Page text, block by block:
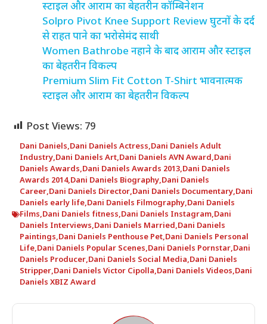
स्टाइल और आराम का बेहतरीन कॉम्बिनेशन
Solpro Pivot Knee Support Review घुटनों के दर्द
से राहत पाने का भरोसेमंद साथी
Women Bathrobe नहाने के बाद आराम और स्टाइल
का बेहतरीन विकल्प
Premium Slim Fit Cotton T-Shirt भावनात्मक
स्टाइल और आराम का बेहतरीन विकल्प
Post Views: 79
Dani Daniels,Dani Daniels Actress,Dani Daniels Adult
Industry,Dani Daniels Art,Dani Daniels AVN Award,Dani
Daniels Awards,Dani Daniels Awards 2013,Dani Daniels
Awards 2014,Dani Daniels Biography,Dani Daniels
Career,Dani Daniels Director,Dani Daniels Documentary,Dani
Daniels early life,Dani Daniels Filmography,Dani Daniels
Films,Dani Daniels fitness,Dani Daniels Instagram,Dani
Daniels Interviews,Dani Daniels Married,Dani Daniels
Paintings,Dani Daniels Penthouse Pet,Dani Daniels Personal
Life,Dani Daniels Popular Scenes,Dani Daniels Pornstar,Dani
Daniels Producer,Dani Daniels Social Media,Dani Daniels
Stripper,Dani Daniels Victor Cipolla,Dani Daniels Videos,Dani
Daniels XBIZ Award